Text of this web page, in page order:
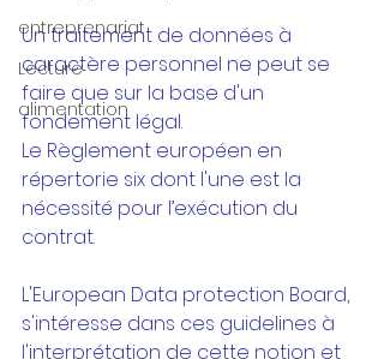
entreprenariat
Lecture
alimentation
Un traitement de données à
caractère personnel ne peut se
faire que sur la base d'un
fondement légal.
Le Règlement européen en
répertorie six dont l'une est la
nécessité pour l’exécution du
contrat.
L'European Data protection Board,
s'intéresse dans ces guidelines à
l'interprétation de cette notion et